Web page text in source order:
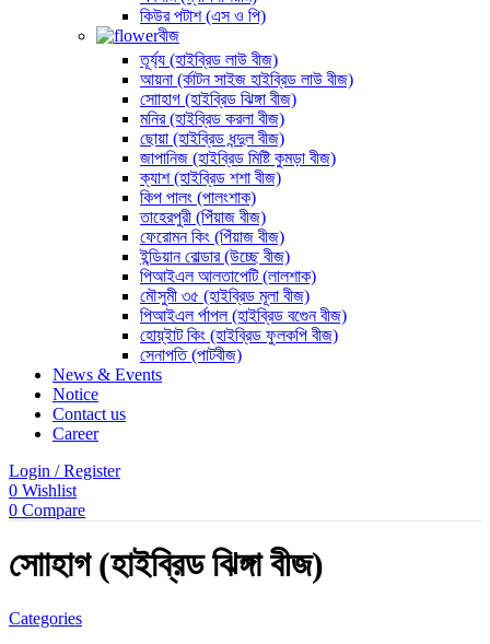
কিউর পটাশ (এস ও পি)
বীজ
তূর্য্য (হাইব্রিড লাউ বীজ)
আয়না (র্কাটন সাইজ হাইব্রিড লাউ বীজ)
সোাহাগ (হাইব্রিড ঝিঙ্গা বীজ)
মনির (হাইব্রিড করলা বীজ)
ছোয়া (হাইব্রিড ধন্দুল বীজ)
জাপানিজ (হাইব্রিড মিষ্টি কুমড়া বীজ)
ক্যাশ (হাইব্রিড শশা বীজ)
কিপ পালং (পালংশাক)
তাহেরপুরী (পিঁয়াজ বীজ)
ফেরোমন কিং (পিঁয়াজ বীজ)
ইন্ডিয়ান বোল্ডার (উচ্ছে বীজ)
পিআইএল আলতাপেটি (লালশাক)
মৌসুমী ৩৫ (হাইব্রিড মূলা বীজ)
পিআইএল র্পাপল (হাইব্রিড বগেুন বীজ)
হোয়্ইাট কিং (হাইব্রিড ফুলকপি বীজ)
সেনাপতি (পাটবীজ)
News & Events
Notice
Contact us
Career
Login / Register
0 Wishlist
0 Compare
সোাহাগ (হাইব্রিড ঝিঙ্গা বীজ)
Categories